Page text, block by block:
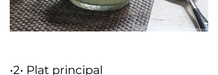
•2• Plat principal